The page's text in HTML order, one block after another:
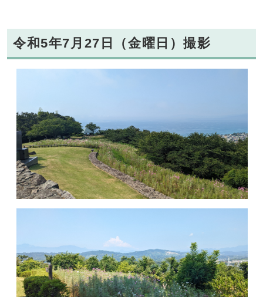
令和5年7月27日（金曜日）撮影